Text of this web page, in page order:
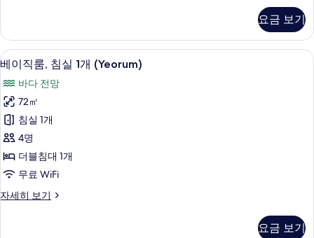
모
두
보
기
침
실
1
개
(Bom)
자
세
히
보
기
요금 보기
베
이
직
룸,
침
실
1
개
(Yeorum)
16
베이직룸, 침실 1개 (Yeorum)
바다 전망
72㎡
침실 1개
4명
더블침대 1개
무료 WiFi
자세히 보기
베
요금 보기